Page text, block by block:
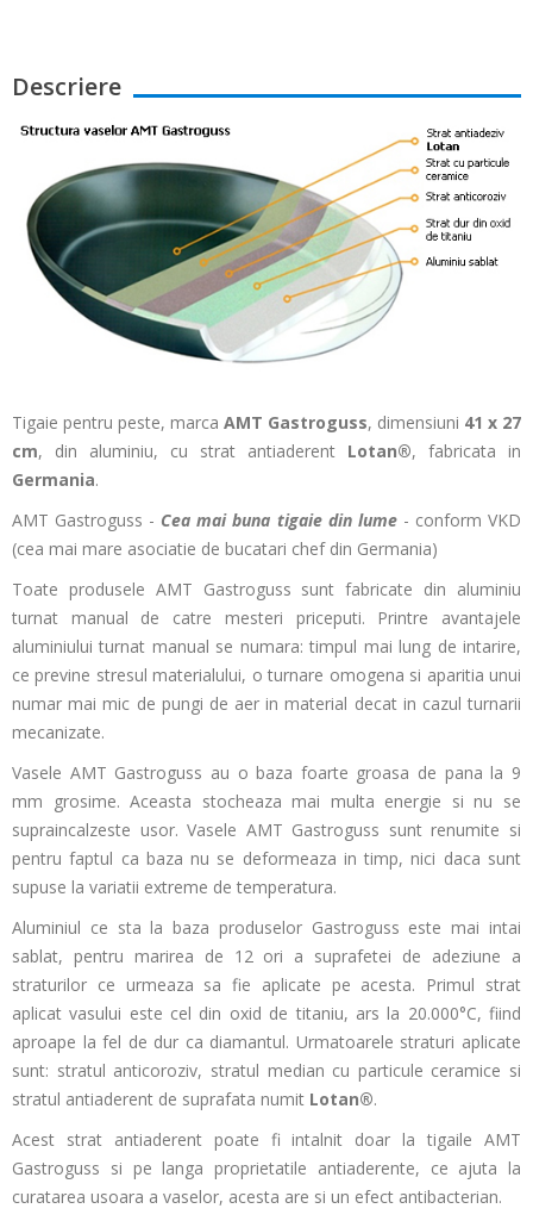
Descriere
Tigaie pentru peste, marca AMT Gastroguss, dimensiuni 41 x 27
cm, din aluminiu, cu strat antiaderent Lotan®, fabricata in
Germania.
AMT Gastroguss - Cea mai buna tigaie din lume- conform VKD
(cea mai mare asociatie de bucatari chef din Germania)
Toate produsele AMT Gastroguss sunt fabricate din aluminiu
turnat manual de catre mesteri priceputi. Printre avantajele
aluminiului turnat manual se numara: timpul mai lung de intarire,
ce previne stresul materialului, o turnare omogena si aparitia unui
numar mai mic de pungi de aer in material decat in cazul turnarii
mecanizate.
Vasele AMT Gastroguss au o baza foarte groasa de pana la 9
mm grosime. Aceasta stocheaza mai multa energie si nu se
supraincalzeste usor. Vasele AMT Gastroguss sunt renumite si
pentru faptul ca baza nu se deformeaza in timp, nici daca sunt
supuse la variatii extreme de temperatura.
Aluminiul ce sta la baza produselor Gastroguss este mai intai
sablat, pentru marirea de 12 ori a suprafetei de adeziune a
straturilor ce urmeaza sa fie aplicate pe acesta. Primul strat
aplicat vasului este cel din oxid de titaniu, ars la 20.000°C, fiind
aproape la fel de dur ca diamantul. Urmatoarele straturi aplicate
sunt: stratul anticoroziv, stratul median cu particule ceramice si
stratul antiaderent de suprafata numit Lotan®.
Acest strat antiaderent poate fi intalnit doar la tigaile AMT
Gastroguss si pe langa proprietatile antiaderente, ce ajuta la
curatarea usoara a vaselor, acesta are si un efect antibacterian.